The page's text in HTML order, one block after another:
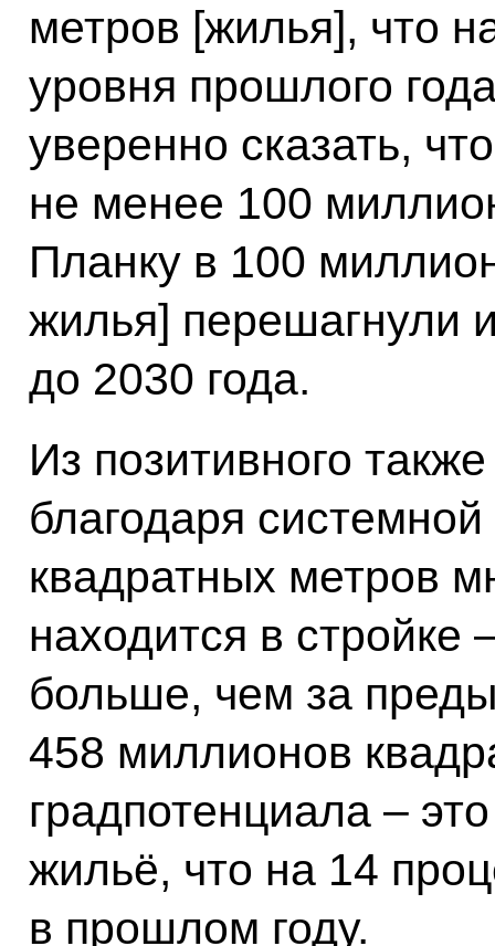
метров [жилья], что
уровня прошлого
уверенно сказать,
не менее 100
Планку в 100
жилья] перешагнули
до 2030 года.
Из позитивного
благодаря
квадратных метров
находится в стройке
больше, чем за
458 миллионов
градпотенциала –
жильё, что на 14
в прошлом году.